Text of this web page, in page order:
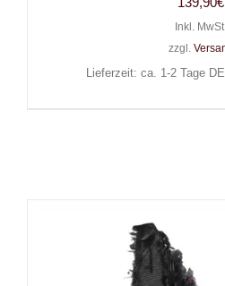
Inkl.
zzgl.
Lieferzeit: ca. 1-2 Tage